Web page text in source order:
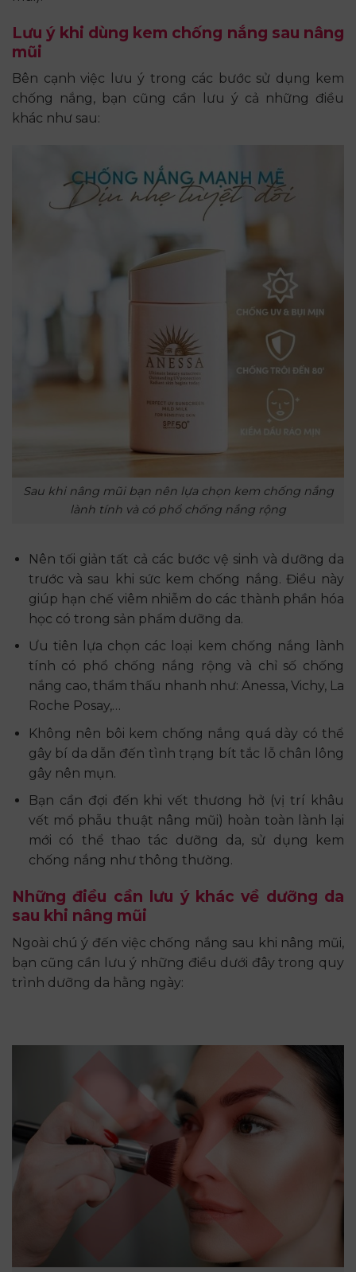
Lưu ý khi dùng kem chống nắng sau nâng
mũi
Bên cạnh việc lưu ý trong các bước sử dụng kem
chống nắng, bạn cũng cần lưu ý cả những điều
khác như sau:
Sau khi nâng mũi bạn nên lựa chọn kem chống nắng
lành tính và có phổ chống nắng rộng
Nên tối giản tất cả các bước vệ sinh và dưỡng da
trước và sau khi sức kem chống nắng. Điều này
giúp hạn chế viêm nhiễm do các thành phần hóa
học có trong sản phẩm dưỡng da.
Ưu tiên lựa chọn các loại kem chống nắng lành
tính có phổ chống nắng rộng và chỉ số chống
nắng cao, thẩm thấu nhanh như: Anessa, Vichy, La
Roche Posay,…
Không nên bôi kem chống nắng quá dày có thể
gây bí da dẫn đến tình trạng bít tắc lỗ chân lông
gây nên mụn.
Bạn cần đợi đến khi vết thương hở (vị trí khâu
vết mổ phẫu thuật nâng mũi) hoàn toàn lành lại
mới có thể thao tác dưỡng da, sử dụng kem
chống nắng như thông thường.
Những điều cần lưu ý khác về dưỡng da
sau khi nâng mũi
Ngoài chú ý đến việc chống nắng sau khi nâng mũi,
bạn cũng cần lưu ý những điều dưới đây trong quy
trình dưỡng da hằng ngày: